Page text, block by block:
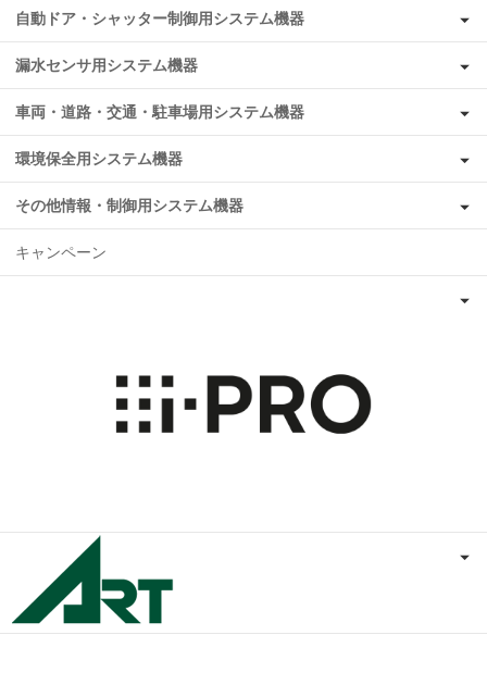
自動ドア・シャッター制御用システム機器
漏水センサ用システム機器
車両・道路・交通・駐車場用システム機器
環境保全用システム機器
その他情報・制御用システム機器
キャンペーン